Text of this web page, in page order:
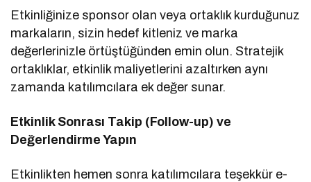
Etkinliğinize sponsor olan veya ortaklık kurduğunuz
markaların, sizin hedef kitleniz ve marka
değerlerinizle örtüştüğünden emin olun. Stratejik
ortaklıklar, etkinlik maliyetlerini azaltırken aynı
zamanda katılımcılara ek değer sunar.
Etkinlik Sonrası Takip (Follow-up) ve
Değerlendirme Yapın
Etkinlikten hemen sonra katılımcılara teşekkür e-